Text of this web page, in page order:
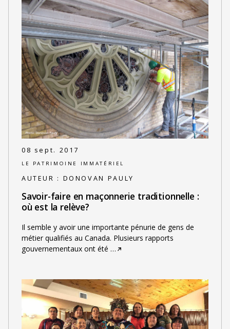
08 sept. 2017
LE PATRIMOINE IMMATÉRIEL
AUTEUR : DONOVAN PAULY
Savoir-faire en maçonnerie traditionnelle :
où est la relève?
Il semble y avoir une importante pénurie de gens de
métier qualifiés au Canada. Plusieurs rapports
gouvernementaux ont été …